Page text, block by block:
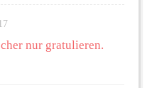
nur gratulieren.